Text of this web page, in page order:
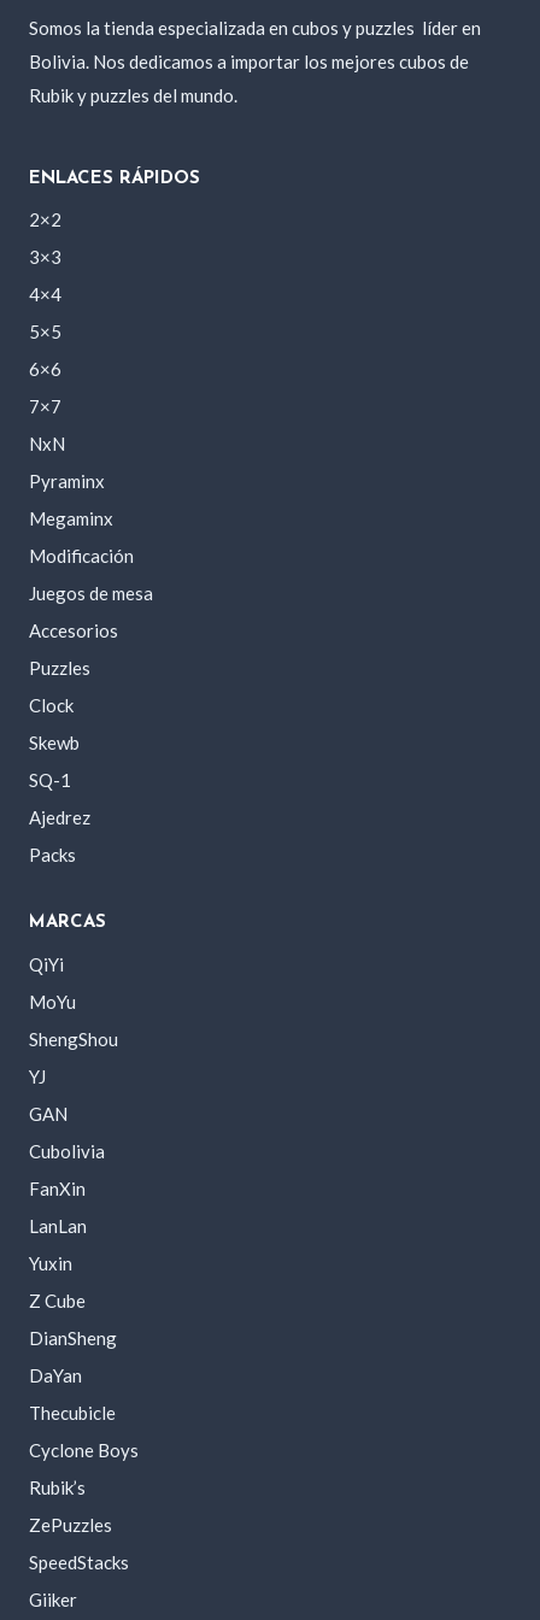
Somos la tienda especializada en cubos y puzzles líder en
Bolivia. Nos dedicamos a importar los mejores cubos de
Rubik y puzzles del mundo.
ENLACES RÁPIDOS
2×2
3×3
4×4
5×5
6×6
7×7
NxN
Pyraminx
Megaminx
Modificación
Juegos de mesa
Accesorios
Puzzles
Clock
Skewb
SQ-1
Ajedrez
Packs
MARCAS
QiYi
MoYu
ShengShou
YJ
GAN
Cubolivia
FanXin
LanLan
Yuxin
Z Cube
DianSheng
DaYan
Thecubicle
Cyclone Boys
Rubik’s
ZePuzzles
SpeedStacks
Giiker